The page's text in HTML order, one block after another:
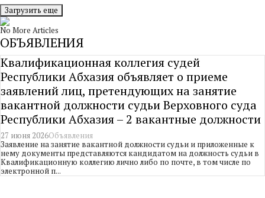
Загрузить еще
No More Articles
ОБЪЯВЛЕНИЯ
Квалификационная коллегия судей
Республики Абхазия объявляет о приеме
заявлений лиц, претендующих на занятие
вакантной должности судьи Верховного суда
Республики Абхазия – 2 вакантные должности
27 июня 2026Объявления
Заявление на занятие вакантной должности судьи и приложенные к
нему документы представляются кандидатом на должность судьи в
Квалификационную коллегию лично либо по почте, в том числе по
электронной п...